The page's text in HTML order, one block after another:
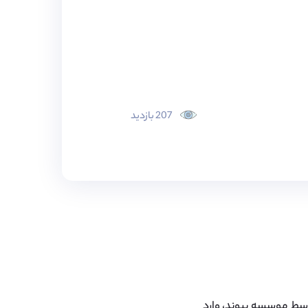
207 بازدید